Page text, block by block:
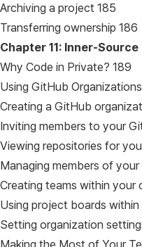
Archiving a project 185
Transferring ownership 186
Chapter 11: Inner-
Why Code in Private? 189
Using GitHub
Creating a GitHub
Inviting members to your
Viewing repositories for
Managing members of
Creating teams within your
Using project boards
Setting organization